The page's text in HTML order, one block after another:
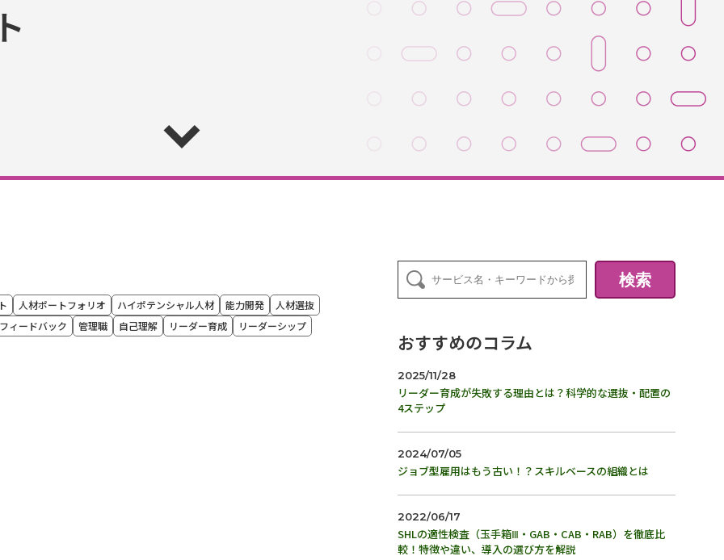
人材ポートフォリオ ハイポテンシャル人材 能力開発
人材選抜
フィードバック 管理職 自己理解 リーダー育成
リーダーシップ
検索
おすすめのコラム
2025/11/28
リーダー育成が失敗する理由とは？科学的な選抜・配置の
4ステップ
2024/07/05
ジョブ型雇用はもう古い！？スキルベースの組織とは
2022/06/17
SHLの適性検査（玉手箱Ⅲ・GAB・CAB・RAB）を徹底比
較！特徴や違い、導入の選び方を解説